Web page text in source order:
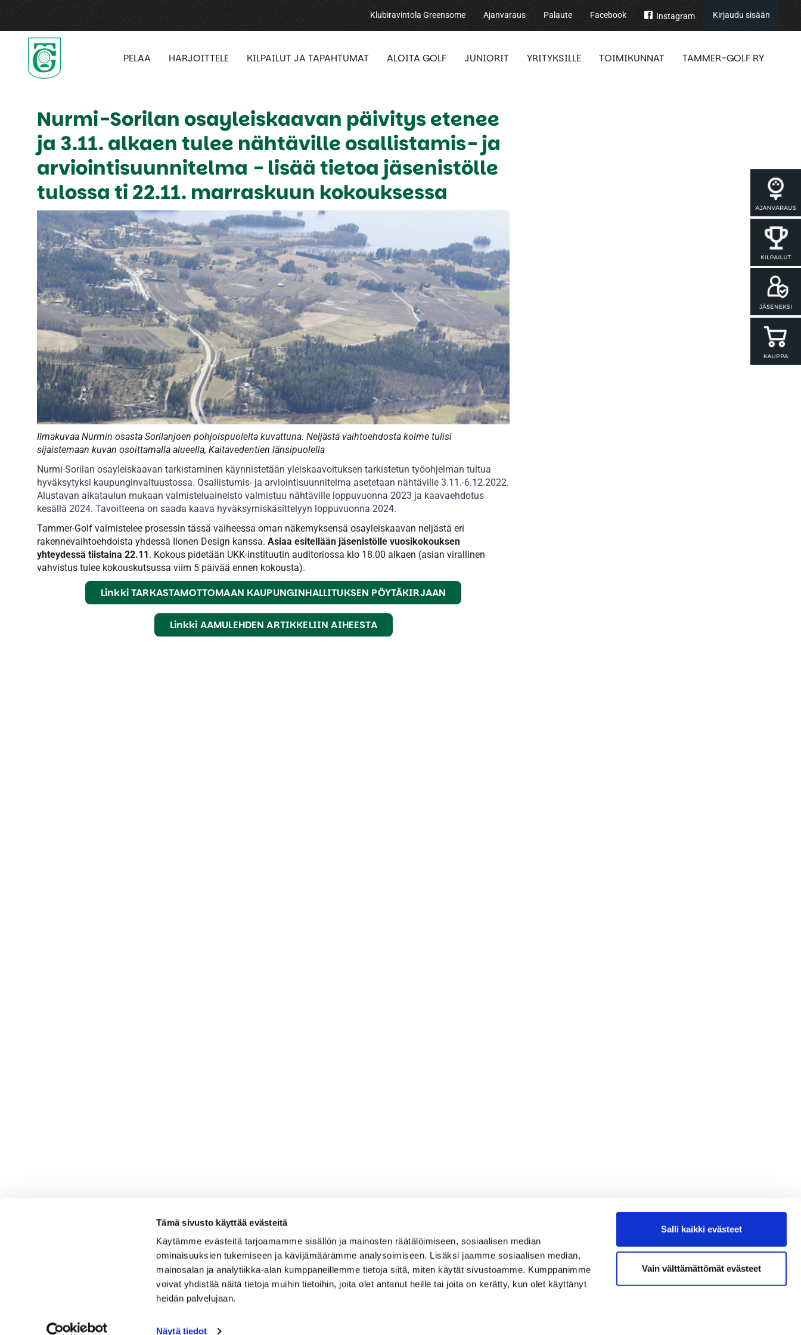
Tämä sivusto käyttää evästeitä
Käytämme evästeitä tarjoamamme sisällön ja mainosten räätälöimiseen, sosiaalisen median
ominaisuuksien tukemiseen ja kävijämäärämme analysoimiseen. Lisäksi jaamme sosiaalisen median,
mainosalan ja analytiikka-alan kumppaneillemme tietoja siitä, miten käytät sivustoamme. Kumppanimme
voivat yhdistää näitä tietoja muihin tietoihin, joita olet antanut heille tai joita on kerätty, kun olet käyttänyt
heidän palvelujaan.
Näytä tiedot
Salli kaikki evästeet
Vain välttämättömät evästeet
Klubiravintola Greensome Ajanvaraus Palaute Facebook Instagram Kirjaudu sisään
PELAA HARJOITTELE KILPAILUT JA TAPAHTUMAT ALOITA GOLF JUNIORIT YRITYKSILLE TOIMIKUNNAT TAMMER-GOLF RY
Nurmi-Sorilan osayleiskaavan päivitys etenee
ja 3.11. alkaen tulee nähtäville osallistamis- ja
arviointisuunnitelma - lisää tietoa jäsenistölle
tulossa ti 22.11. marraskuun kokouksessa
Ilmakuvaa Nurmin osasta Sorilanjoen pohjoispuolelta kuvattuna. Neljästä vaihtoehdosta kolme tulisi
sijaistemaan kuvan osoittamalla alueella, Kaitavedentien länsipuolella
Nurmi-Sorilan osayleiskaavan tarkistaminen käynnistetään yleiskaavoituksen tarkistetun työohjelman tultua
hyväksytyksi kaupunginvaltuustossa. Osallistumis- ja arviointisuunnitelma asetetaan nähtäville 3.11.-6.12.2022.
Alustavan aikataulun mukaan valmisteluaineisto valmistuu nähtäville loppuvuonna 2023 ja kaavaehdotus
kesällä 2024. Tavoitteena on saada kaava hyväksymiskäsittelyyn loppuvuonna 2024.
Tammer-Golf valmistelee prosessin tässä vaiheessa oman näkemyksensä osayleiskaavan neljästä eri
rakennevaihtoehdoista yhdessä Ilonen Design kanssa. Asiaa esitellään jäsenistölle vuosikokouksen
yhteydessä tiistaina 22.11 . Kokous pidetään UKK-instituutin auditoriossa klo 18.00 alkaen (asian virallinen
vahvistus tulee kokouskutsussa viim 5 päivää ennen kokousta).
Linkki TARKASTAMOTTOMAAN KAUPUNGINHALLITUKSEN PÖYTÄKIRJAAN
Linkki AAMULEHDEN ARTIKKELIIN AIHEESTA